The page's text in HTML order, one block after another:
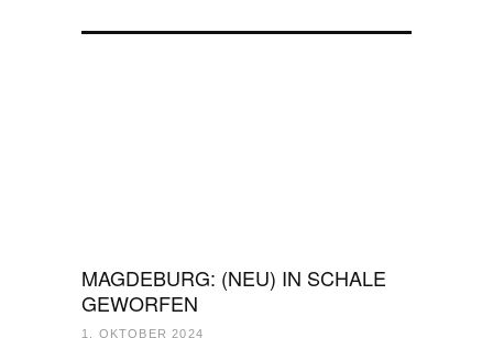
MAGDEBURG: (NEU) IN SCHALE
GEWORFEN
1. OKTOBER 2024